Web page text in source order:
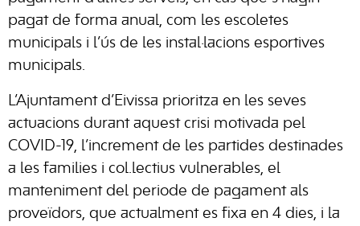
pagat de forma anual, com les escoletes
municipals i l’ús de les instal·lacions esportives
municipals.
L’Ajuntament d’Eivissa prioritza en les seves
actuacions durant aquest crisi motivada pel
COVID-19, l’increment de les partides destinades
a les families i col.lectius vulnerables, el
manteniment del periode de pagament als
proveïdors, que actualment es fixa en 4 dies, i la